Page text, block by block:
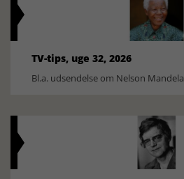
TV-tips, uge 32, 2026
Bl.a. udsendelse om Nelson Mandela